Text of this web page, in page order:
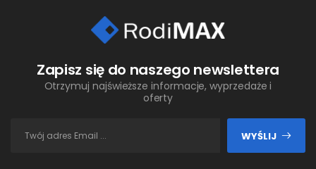
Zapisz się do naszego newslettera
Otrzymuj najświeższe informacje, wyprzedaże i
oferty
WYŚLIJ